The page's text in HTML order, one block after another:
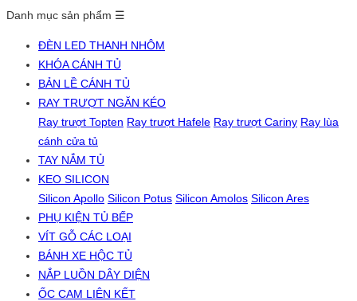
Danh mục sản phẩm ☰
ĐÈN LED THANH NHÔM
KHÓA CÁNH TỦ
BẢN LỀ CÁNH TỦ
RAY TRƯỢT NGĂN KÉO
Ray trượt Topten Ray trượt Hafele Ray trượt Cariny Ray lùa
cánh cửa tủ
TAY NẮM TỦ
KEO SILICON
Silicon Apollo Silicon Potus Silicon Amolos Silicon Ares
PHỤ KIỆN TỦ BẾP
VÍT GỖ CÁC LOẠI
BÁNH XE HỘC TỦ
NẮP LUỒN DÂY DIỆN
ỐC CAM LIÊN KẾT